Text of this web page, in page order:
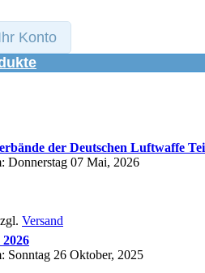
Konto
der Deutschen Luftwaffe
Donnerstag 07 Mai, 2026
Versand
Sonntag 26 Oktober, 2025